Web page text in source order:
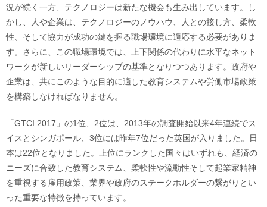
況が続く一方、テクノロジーは新たな機会も生み出しています。し
かし、人や企業は、テクノロジーのノウハウ、人との接し方、柔軟
性、そして協力が成功の鍵を握る職場環境に適応する必要がありま
す。さらに、この職場環境では、上下関係の代わりに水平なネット
ワークが新しいリーダーシップの基準となりつつあります。政府や
企業は、共にこのような目的に適した教育システムや労働市場政策
を構築しなければなりません。
「GTCI 2017」の1位、2位は、2013年の調査開始以来4年連続でス
イスとシンガポール、3位には昨年7位だった英国が入りました。日
本は22位となりました。上位にランクした国々はいずれも、経済の
ニーズに合致した教育システム、柔軟性や流動性そして起業家精神
を重視する雇用政策、業界や政府のステークホルダーの繋がりとい
った重要な特徴を持っています。